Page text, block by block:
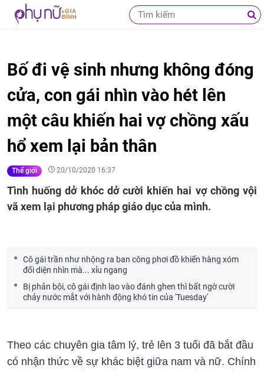
Bố đi vệ sinh nhưng không đóng
cửa, con gái nhìn vào hét lên
một câu khiến hai vợ chồng xấu
hổ xem lại bản thân
Thế giới 20/10/2020 16:37
Tình huống dở khóc dở cười khiến hai vợ chồng vội
vã xem lại phương pháp giáo dục của mình.
Cô gái trần như nhộng ra ban công phơi đồ khiến hàng xóm
đối diện nhìn mà... xỉu ngang
Bị phản bội, cô gái định lao vào đánh ghen thì bất ngờ cười
chảy nước mắt với hành động khó tin của 'Tuesday'
Theo các chuyên gia tâm lý, trẻ lên 3 tuổi đã bắt đầu
có nhận thức về sự khác biệt giữa nam và nữ. Chính